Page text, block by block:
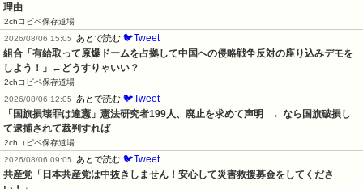
理由
2chコピペ保存道場
2026/08/06 15:05
あとで読む 🐦Tweet
組合「有給取って原爆ドームを占拠して中国への侵略戦争反対の座り込みデモを
しよう！」←どうすりゃいい？
2chコピペ保存道場
2026/08/06 12:05
あとで読む 🐦Tweet
「国旗損壊罪は違憲」憲法研究者199人、廃止を求めて声明　←なら国旗破損し
て逮捕されて裁判すれば
2chコピペ保存道場
2026/08/06 09:05
あとで読む 🐦Tweet
共産党「日本共産党は中抜きしません！安心して災害救援募金をしてくださ